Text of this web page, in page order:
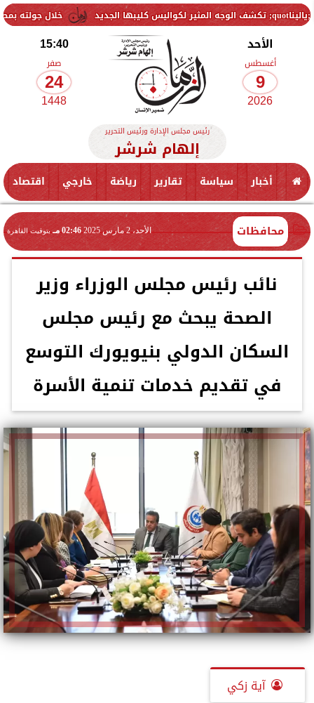
خلال جولته بمطروح: رئيس
الأحد
أغسطس
9
2026
15:40
صفر
24
1448
رئيس مجلس الإدارة ورئيس التحرير
إلهام شرشر
أخبار سياسة تقارير رياضة خارجي اقتصاد
محافظات الأحد، 2 مارس 2025 02:46 مـ بتوقيت القاهرة
نائب رئيس مجلس الوزراء وزير
الصحة يبحث مع رئيس مجلس
السكان الدولي بنيويورك التوسع
في تقديم خدمات تنمية الأسرة
آية زكي